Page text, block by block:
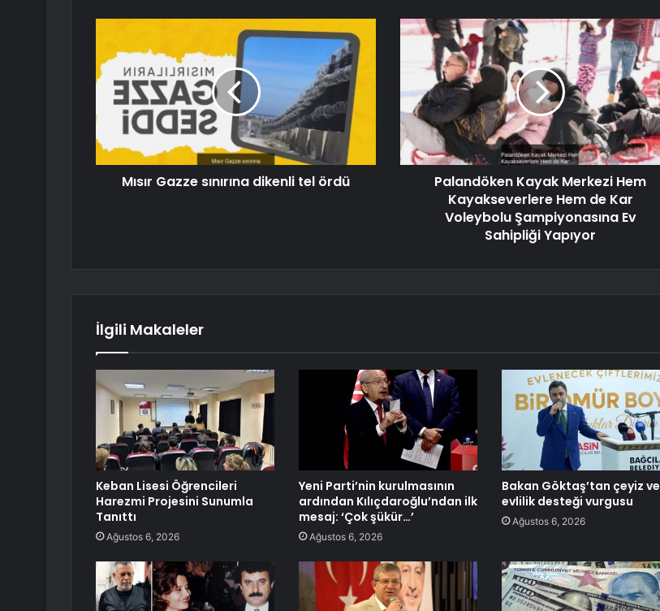
Mısır Gazze sınırına dikenli tel ördü
Palandöken Kayak Merkezi Hem
Kayakseverlere Hem de Kar
Voleybolu Şampiyonasına Ev
Sahipliği Yapıyor
İlgili Makaleler
Keban Lisesi Öğrencileri
Harezmi Projesini Sunumla
Tanıttı
Ağustos 6, 2026
Yeni Parti’nin kurulmasının
ardından Kılıçdaroğlu’ndan ilk
mesaj: ‘Çok şükür…’
Ağustos 6, 2026
Bakan Göktaş’tan çeyiz ve
evlilik desteği vurgusu
Ağustos 6, 2026